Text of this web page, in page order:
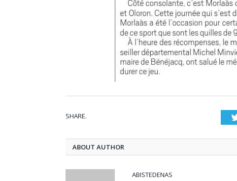
SHARE.
ABOUT AUTHOR
ABISTEDENAS